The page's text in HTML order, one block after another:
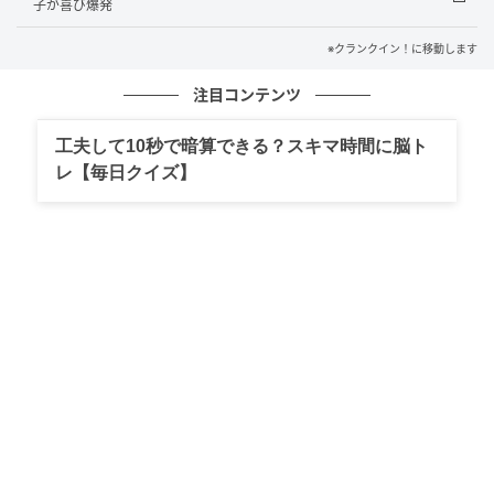
おもちゃに心動かされないじゃないですか（笑）」と
爆弾発言が飛び出し、会場が大爆笑に包まれた。
慌てる声優陣に唐沢は「『トイ・ストーリー』のおも
ちゃじゃなくて！ ちっちゃいやつ！ 動かないやつ！」
と急いでフォロー。広瀬は「ウッディとバズの掛け合
子が喜び爆発
※クランクイン！に移動します
注目コンテンツ
工夫して10秒で暗算できる？スキマ時間に脳ト
レ【毎日クイズ】